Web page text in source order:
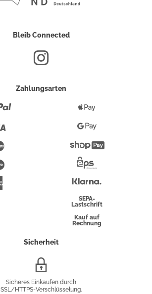
Bleib Connected
Zahlungsarten
Maestro
Pay
Google
Pay
Überweisung
SEPA-
Lastschrift
Kauf auf
Rechnung
Sicherheit
Sicheres Einkaufen durch
SSL/HTTPS-Verschlüsselung.